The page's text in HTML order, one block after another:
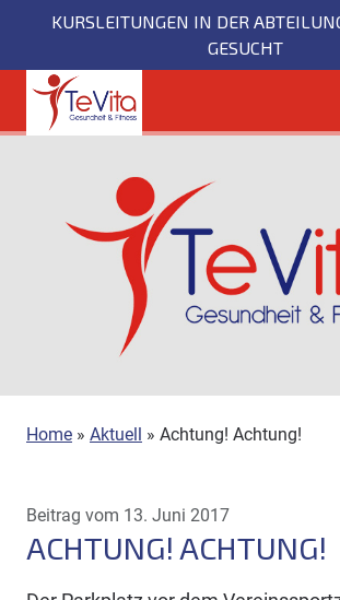
Inhalt
KURSLEITUNGEN IN DER
GESUCHT
Home » Aktuell » Achtung! Achtung!
Beitrag vom 13. Juni 2017
ACHTUNG! ACHTUNG!